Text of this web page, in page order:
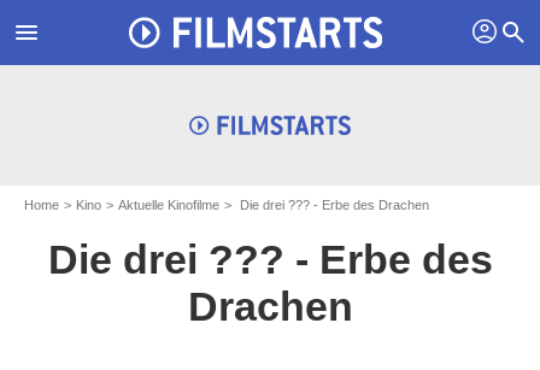
menu profil search
Home Kino Aktuelle Kinofilme Die drei ??? - Erbe des Drachen
Die drei ??? - Erbe des
Drachen